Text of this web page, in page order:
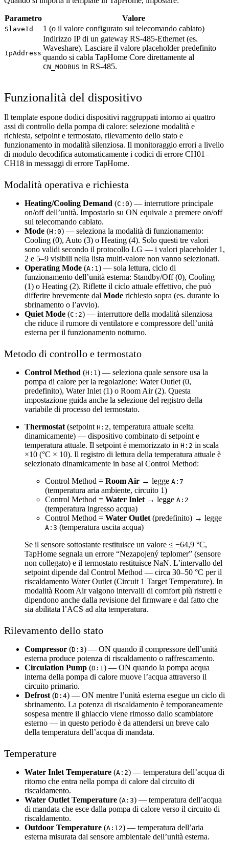
Parametro Valore
SlaveId 1 (o il valore configurato sul telecomando cablato)
IpAddress
Indirizzo IP di un gateway RS-485-Ethernet (es.
Waveshare). Lasciare il valore placeholder predefinito
quando si cabla TapHome Core direttamente al
CN_MODBUS in RS-485.
Funzionalità del dispositivo
Il template espone dodici dispositivi raggruppati intorno ai quattro
assi di controllo della pompa di calore: selezione modalità e
richiesta, setpoint e termostato, rilevamento dello stato e
funzionamento in modalità silenziosa. Il monitoraggio errori a livello
di modulo decodifica automaticamente i codici di errore CH01–
CH18 in messaggi di errore TapHome.
Modalità operativa e richiesta
Heating/Cooling Demand (C:0) — interruttore principale
on/off dell’unità. Impostarlo su ON equivale a premere on/off
sul telecomando cablato.
Mode (H:0) — seleziona la modalità di funzionamento:
Cooling (0), Auto (3) o Heating (4). Solo questi tre valori
sono validi secondo il protocollo LG — i valori placeholder 1,
2 e 5–9 visibili nella lista multi-valore non vanno selezionati.
Operating Mode (A:1) — sola lettura, ciclo di
funzionamento dell’unità esterna: Standby/Off (0), Cooling
(1) o Heating (2). Riflette il ciclo attuale effettivo, che può
differire brevemente dal Mode richiesto sopra (es. durante lo
sbrinamento o l’avvio).
Quiet Mode (C:2) — interruttore della modalità silenziosa
che riduce il rumore di ventilatore e compressore dell’unità
esterna per il funzionamento notturno.
Metodo di controllo e termostato
Control Method (H:1) — seleziona quale sensore usa la
pompa di calore per la regolazione: Water Outlet (0,
predefinito), Water Inlet (1) o Room Air (2). Questa
impostazione guida anche la selezione del registro della
variabile di processo del termostato.
Thermostat (setpoint H:2, temperatura attuale scelta
dinamicamente) — dispositivo combinato di setpoint e
temperatura attuale. Il setpoint è memorizzato in H:2 in scala
×10 (°C × 10). Il registro di lettura della temperatura attuale è
selezionato dinamicamente in base al Control Method:
Control Method = Room Air → legge A:7
(temperatura aria ambiente, circuito 1)
Control Method = Water Inlet → legge A:2
(temperatura ingresso acqua)
Control Method = Water Outlet (predefinito) → legge
A:3 (temperatura uscita acqua)
Se il sensore sottostante restituisce un valore ≤ −64,9 °C,
TapHome segnala un errore “Nezapojený teplomer” (sensore
non collegato) e il termostato restituisce NaN. L’intervallo del
setpoint dipende dal Control Method — circa 30–50 °C per il
riscaldamento Water Outlet (Circuit 1 Target Temperature). In
modalità Room Air valgono intervalli di comfort più ristretti e
dipendono anche dalla revisione del firmware e dal fatto che
sia abilitata l’ACS ad alta temperatura.
Rilevamento dello stato
Compressor (D:3) — ON quando il compressore dell’unità
esterna produce potenza di riscaldamento o raffrescamento.
Circulation Pump (D:1) — ON quando la pompa acqua
interna della pompa di calore muove l’acqua attraverso il
circuito primario.
Defrost (D:4) — ON mentre l’unità esterna esegue un ciclo di
sbrinamento. La potenza di riscaldamento è temporaneamente
sospesa mentre il ghiaccio viene rimosso dallo scambiatore
esterno — in questo periodo è da attendersi un breve calo
della temperatura dell’acqua di mandata.
Temperature
Water Inlet Temperature (A:2) — temperatura dell’acqua di
ritorno che entra nella pompa di calore dal circuito di
riscaldamento.
Water Outlet Temperature (A:3) — temperatura dell’acqua
di mandata che esce dalla pompa di calore verso il circuito di
riscaldamento.
Outdoor Temperature (A:12) — temperatura dell’aria
esterna misurata dal sensore ambientale dell’unità esterna.